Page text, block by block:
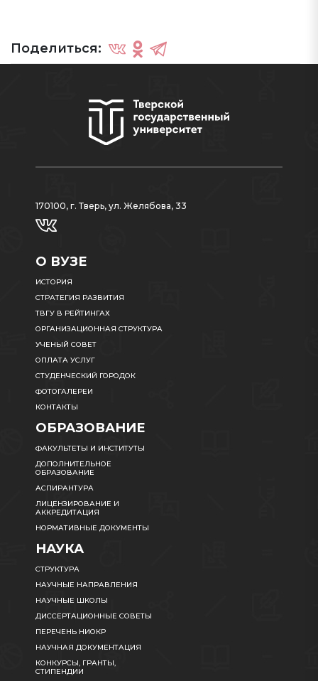
Поделиться:
170100, г. Тверь, ул. Желябова, 33
О ВУЗЕ
ИСТОРИЯ
СТРАТЕГИЯ РАЗВИТИЯ
ТВГУ В РЕЙТИНГАХ
ОРГАНИЗАЦИОННАЯ СТРУКТУРА
УЧЕНЫЙ СОВЕТ
ОПЛАТА УСЛУГ
СТУДЕНЧЕСКИЙ ГОРОДОК
ФОТОГАЛЕРЕИ
КОНТАКТЫ
ОБРАЗОВАНИЕ
ФАКУЛЬТЕТЫ И ИНСТИТУТЫ
ДОПОЛНИТЕЛЬНОЕ
ОБРАЗОВАНИЕ
АСПИРАНТУРА
ЛИЦЕНЗИРОВАНИЕ И
АККРЕДИТАЦИЯ
НОРМАТИВНЫЕ ДОКУМЕНТЫ
НАУКА
СТРУКТУРА
НАУЧНЫЕ НАПРАВЛЕНИЯ
НАУЧНЫЕ ШКОЛЫ
ДИССЕРТАЦИОННЫЕ СОВЕТЫ
ПЕРЕЧЕНЬ НИОКР
НАУЧНАЯ ДОКУМЕНТАЦИЯ
КОНКУРСЫ, ГРАНТЫ,
СТИПЕНДИИ